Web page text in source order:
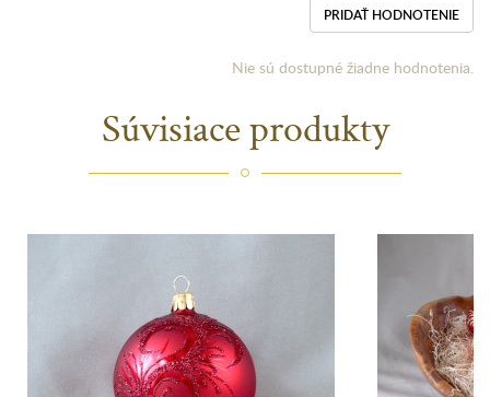
PRIDAŤ HODNOTENIE
Nie sú dostupné žiadne hodnotenia.
Súvisiace produkty